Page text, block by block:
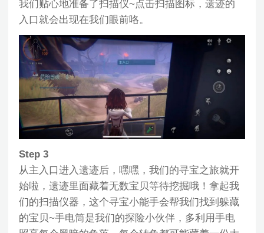
我们贴心地准备了扫描仪~点击扫描图标，遗迹的
入口就会出现在我们眼前咯。
Step 3
从主入口进入遗迹后，嘿嘿，我们的寻宝之旅就开
始啦，遗迹里面藏着无数宝贝等待挖掘哦！拿起我
们的扫描仪器，这个寻宝小能手会帮我们找到躲藏
的宝贝~手电筒是我们的探险小伙伴，多利用手电